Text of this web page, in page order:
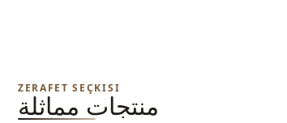
ZERAFET SEÇKISI
منتجات مماثلة